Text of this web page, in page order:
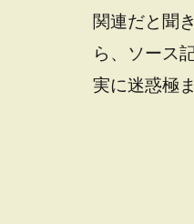
関連だと聞
ら、ソース
実に迷惑極